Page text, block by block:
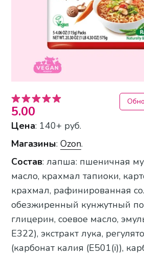
5.00
Цена: 140+ руб.
Магазины:Ozon.
Состав: лапша: пшеничная
масло, крахмал тапиоки,
крахмал, рафинированная
обезжиренный кунжутный
глицерин, соевое масло,
Е322), экстракт лука,
(карбонат калия (Е501(i)),